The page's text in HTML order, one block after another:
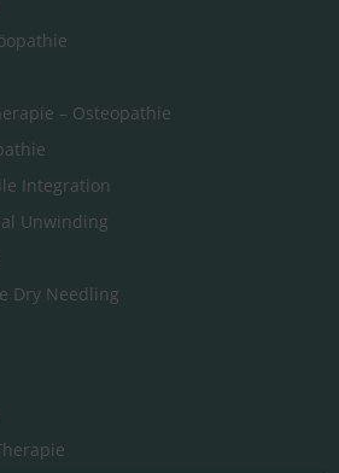
– Osteopathie
Integration
Unwinding
Dry Needling